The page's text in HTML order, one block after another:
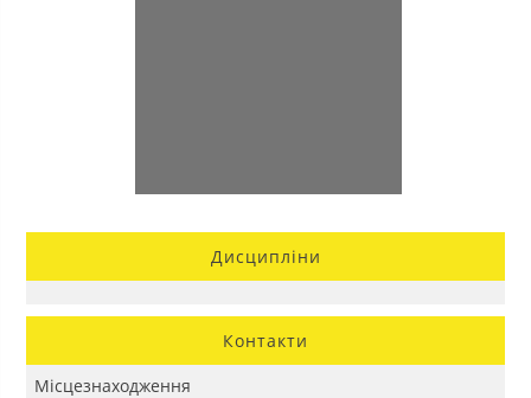
Дисципліни
Контакти
Місцезнаходження